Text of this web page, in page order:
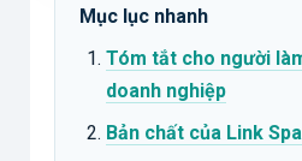
Mục lục nhanh
Tóm tắt cho người
doanh nghiệp
Bản chất của Link